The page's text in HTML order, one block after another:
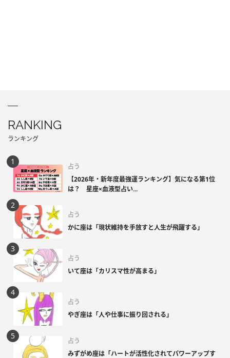
RANKING
ランキング
占う
【2026年・新年度最強運ランキング】気になる第1位
は？ 星座×血液型占い...
占う
かに座は「現状維持を手放すと人生が飛躍する」
占う
いて座は「カリスマ性が高まる」
占う
やぎ座は「人や仕事に振り回される」
占う
みずがめ座は「ハートが活性化されてパワーアップす